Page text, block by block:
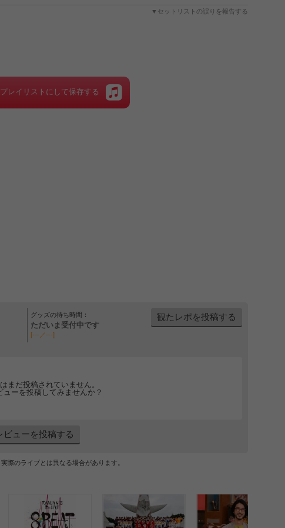
▼セットリストの誤りを報告する
レイリストにして保存する
グッズの待ち時間：
ただいま受付中です
[---／---]
観たレポを投稿する
まだ投稿されていません。
ューを投稿してみませんか？
ビューを投稿する
際のライブとは異なる場合があります。